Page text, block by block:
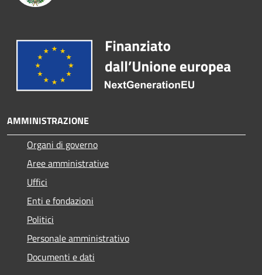
AMMINISTRAZIONE
Organi di governo
Aree amministrative
Uffici
Enti e fondazioni
Politici
Personale amministrativo
Documenti e dati